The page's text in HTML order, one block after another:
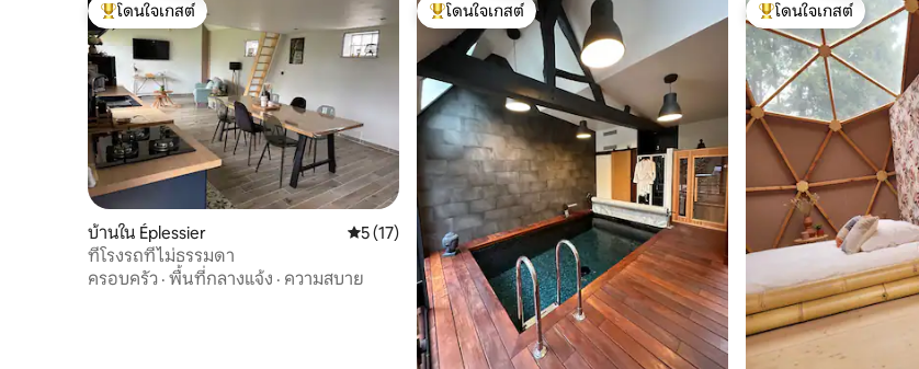
โดนใจเกสต์ที่สุด
โดนใจเกสต์
บ้านใน Éplessier คะแนนเฉลี่ย 5 จาก 5, 17 รีวิว
5 (17)
ที่โรงรถที่ไม่ธรรมดา
ครอบครัว · พื้นที่กลางแจ้ง · ความสบาย
โดนใจเกสต์ที่สุด
โดนใจเกสต์
โดนใจเกสต์ที่สุด
โดนใจเกสต์